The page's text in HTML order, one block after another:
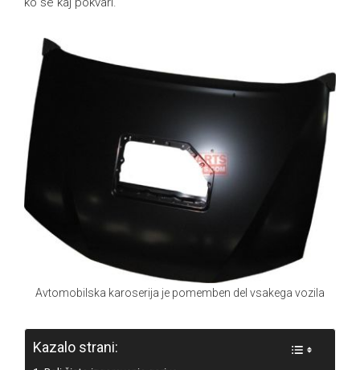
Avtomobilska karoserija je pomemben del vsakega vozila
Kazalo strani: